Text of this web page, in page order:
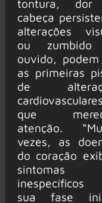
tontura, dor
cabeça
alterações
ou zumbido
ouvido,
as primeiras
de
cardiovasculares
que
atenção.
vezes, as
do coração
sintomas
inespecíficos
sua fase